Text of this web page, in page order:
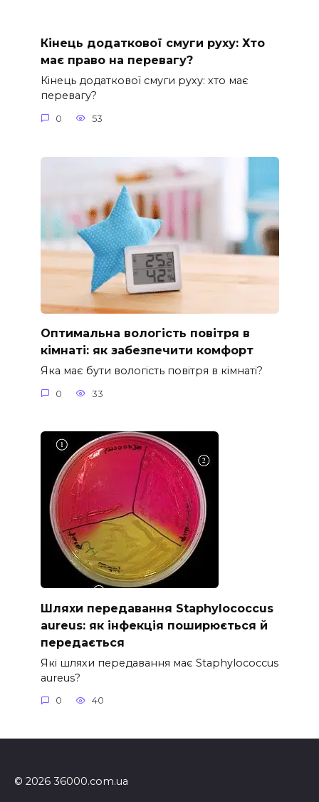
Кінець додаткової смуги руху: Хто
має право на перевагу?
Кінець додаткової смуги руху: хто має
перевагу?
0 53
Оптимальна вологість повітря в
кімнаті: як забезпечити комфорт
Яка має бути вологість повітря в кімнаті?
0 33
Шляхи передавання Staphylococcus
aureus: як інфекція поширюється й
передається
Які шляхи передавання має Staphylococcus
aureus?
0 40
© 2026 36000.com.ua